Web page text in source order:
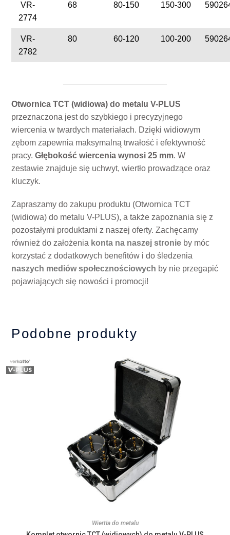
VR-
2774
68 80-150 150-300
VR-
2782
80 60-120 100-200
Otwornica TCT (widiowa) do metalu V-PLUS
przeznaczona jest do szybkiego i precyzyjnego
wiercenia w twardych materiałach. Dzięki widiowym
zębom zapewnia maksymalną trwałość i efektywność
pracy.Głębokość wiercenia wynosi 25 mm. W
zestawie znajduje się uchwyt, wiertło prowadzące oraz
kluczyk.
Zapraszamy do zakupu produktu (Otwornica TCT
(widiowa) do metalu V-PLUS), a także zapoznania się z
pozostałymi produktami z naszej oferty. Zachęcamy
również do założenia konta na naszej stronie by móc
korzystać z dodatkowych benefitów i do śledzenia
naszych mediów społecznościowych by nie przegapić
pojawiających się nowości i promocji!
Podobne produkty
Wiertła do metalu